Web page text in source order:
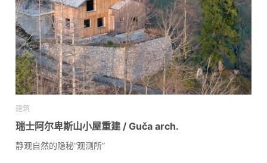
建筑
瑞士阿尔卑斯山小屋重建 / Guča arch.
静观自然的隐秘“观测所”